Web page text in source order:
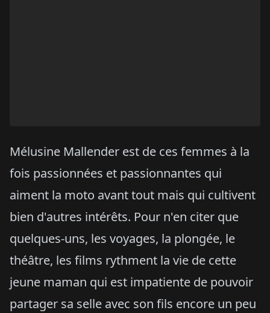
Mélusine Mallender est de ces femmes à la
fois passionnées et passionnantes qui
aiment la moto avant tout mais qui cultivent
bien d'autres intérêts. Pour n'en citer que
quelques-uns, les voyages, la plongée, le
théâtre, les films rythment la vie de cette
jeune maman qui est impatiente de pouvoir
partager sa selle avec son fils encore un peu